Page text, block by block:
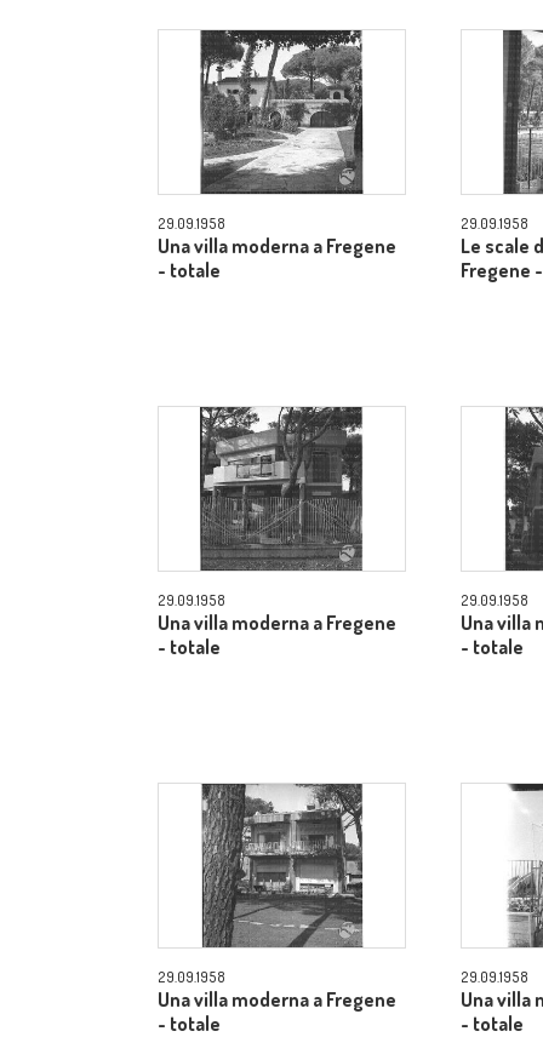
29.09.1958
Una villa moderna a Fregene
- totale
29.09.1958
Le scale
Fregene
29.09.1958
Una villa moderna a Fregene
- totale
29.09.1958
Una villa
- totale
29.09.1958
Una villa moderna a Fregene
- totale
29.09.1958
Una villa
- totale